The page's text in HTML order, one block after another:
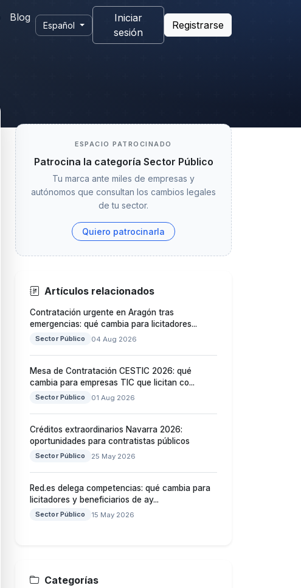
Blog
Español
Iniciar
sesión
Registrarse
ESPACIO PATROCINADO
Patrocina la categoría Sector Público
Tu marca ante miles de empresas y
autónomos que consultan los cambios legales
de tu sector.
Quiero patrocinarla
Artículos relacionados
Contratación urgente en Aragón tras
emergencias: qué cambia para licitadores...
Sector Público 04 Aug 2026
Mesa de Contratación CESTIC 2026: qué
cambia para empresas TIC que licitan co...
Sector Público 01 Aug 2026
Créditos extraordinarios Navarra 2026:
oportunidades para contratistas públicos
Sector Público 25 May 2026
Red.es delega competencias: qué cambia para
licitadores y beneficiarios de ay...
Sector Público 15 May 2026
Categorías